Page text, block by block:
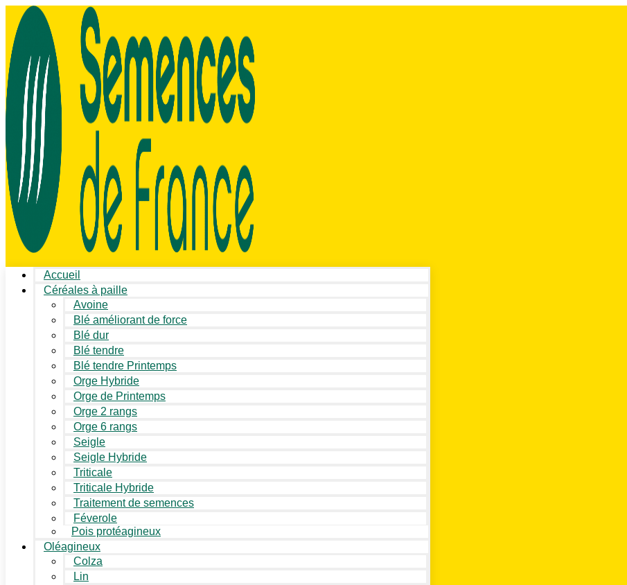
Accueil
Céréales à paille
Avoine
Blé améliorant de force
Blé dur
Blé tendre
Blé tendre Printemps
Orge Hybride
Orge de Printemps
Orge 2 rangs
Orge 6 rangs
Seigle
Seigle Hybride
Triticale
Triticale Hybride
Traitement de semences
Féverole
Pois protéagineux
Oléagineux
Colza
Lin